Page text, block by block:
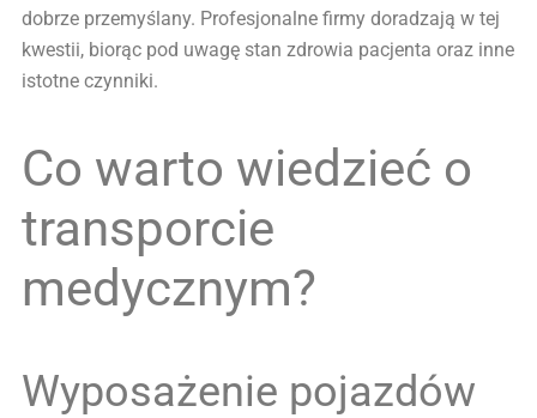
dobrze przemyślany. Profesjonalne firmy doradzają w tej
kwestii, biorąc pod uwagę stan zdrowia pacjenta oraz inne
istotne czynniki.
Co warto wiedzieć o
transporcie
medycznym?
Wyposażenie pojazdów